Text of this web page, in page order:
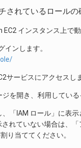
されているロールの
EC2 インスタンス上で
インします。
サービスにアクセスし
を開き、利用してい
、「IAM ロール」に表
れていない場合は、
り当ててください。